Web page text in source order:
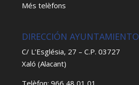
Més telèfons
DIRECCIÓN AYUNTAMIENTO
C/ L’Església, 27 – C.P. 03727
Xaló (Alacant)
Telèfon: 966 48 01 01